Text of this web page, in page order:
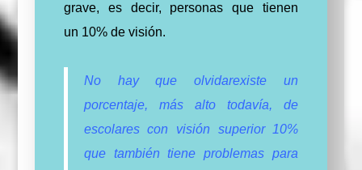
grave, es decir, personas que tienen
un 10% de visión.
No hay que olvidarexiste un
porcentaje, más alto todavía, de
escolares con visión superior 10%
que también tiene problemas para